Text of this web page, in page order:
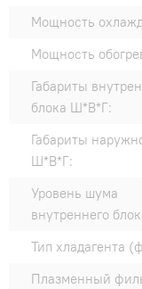
Мощность
Мощность
Габариты
блока Ш*В*Г:
Габариты
Ш*В*Г:
Уровень шума
внутреннего
Тип хладагента
Плазменный